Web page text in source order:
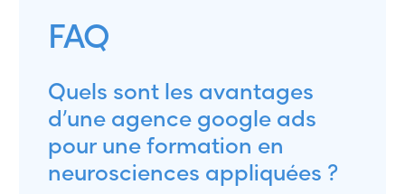
FAQ
Quels sont les avantages
d’une agence google ads
pour une formation en
neurosciences appliquées ?